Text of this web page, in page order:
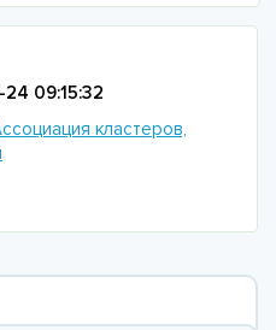
09:15:32
кластеров,